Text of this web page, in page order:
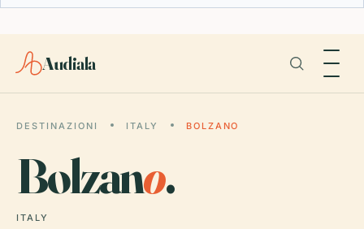
Audiala
DESTINAZIONI ITALY BOLZANO
Bolzano.
ITALY